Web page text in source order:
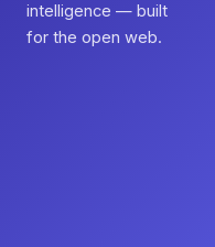
intelligence — built
for the open web.